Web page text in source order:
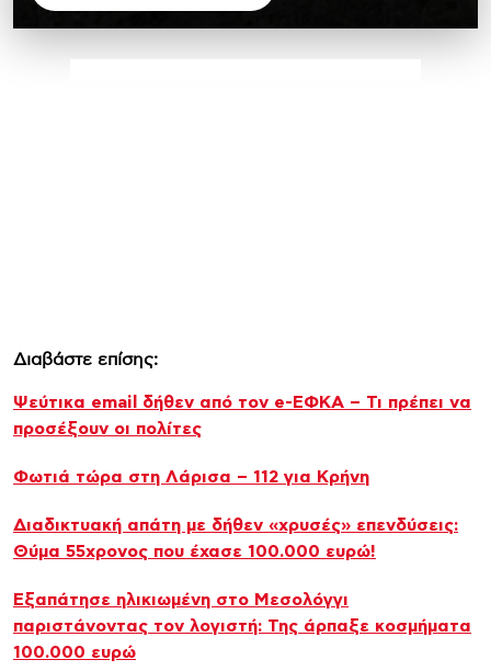
Διαβάστε επίσης:
Ψεύτικα email δήθεν από τον e-ΕΦΚΑ – Τι πρέπει να
προσέξουν οι πολίτες
Φωτιά τώρα στη Λάρισα – 112 για Κρήνη
Διαδικτυακή απάτη με δήθεν «χρυσές» επενδύσεις:
Θύμα 55χρονος που έχασε 100.000 ευρώ!
Εξαπάτησε ηλικιωμένη στο Μεσολόγγι
παριστάνοντας τον λογιστή: Της άρπαξε κοσμήματα
100.000 ευρώ